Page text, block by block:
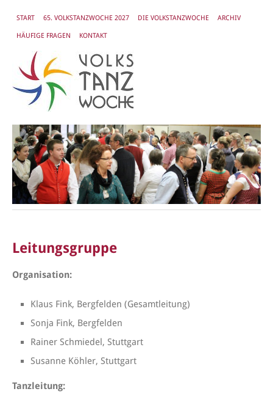
START 65. VOLKSTANZWOCHE 2027 DIE VOLKSTANZWOCHE ARCHIV
HÄUFIGE FRAGEN KONTAKT
Leitungsgruppe
Organisation:
Klaus Fink, Bergfelden (Gesamtleitung)
Sonja Fink, Bergfelden
Rainer Schmiedel, Stuttgart
Susanne Köhler, Stuttgart
Tanzleitung: